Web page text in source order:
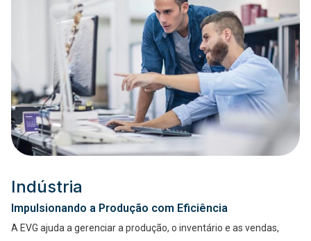
Indústria
Impulsionando a Produção com Eficiência
A EVG ajuda a gerenciar a produção, o inventário e as vendas,